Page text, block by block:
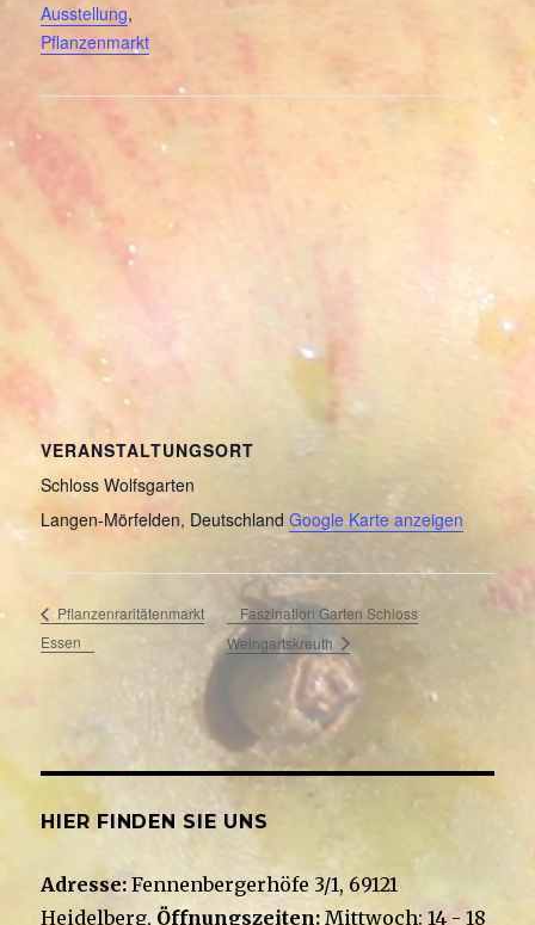
Ausstellung,
Pflanzenmarkt
VERANSTALTUNGSORT
Schloss Wolfsgarten
Langen-Mörfelden, Deutschland Google Karte anzeigen
Pflanzenraritätenmarkt
Essen
Faszination Garten Schloss
Weingartskreuth
HIER FINDEN SIE UNS
Adresse: Fennenbergerhöfe 3/1, 69121
Heidelberg, Öffnungszeiten:Mittwoch: 14 - 18